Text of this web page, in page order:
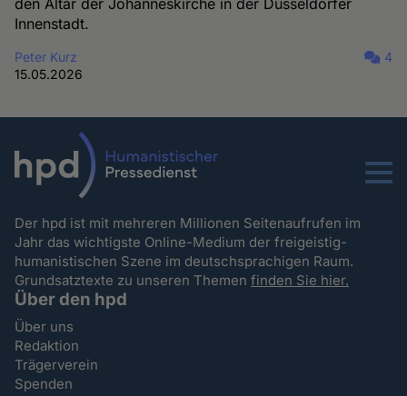
Innenstadt.
Peter Kurz
15.05.2026
4
Menu
Der hpd ist mit mehreren Millionen Seitenaufrufen im
Jahr das wichtigste Online-Medium der freigeistig-
humanistischen Szene im deutschsprachigen Raum.
Grundsatztexte zu unseren Themenfinden Sie hier.
Über den hpd
Über uns
Redaktion
Trägerverein
Spenden